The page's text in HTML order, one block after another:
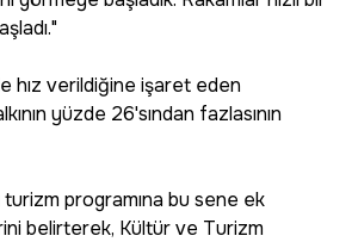
hız verildiğine işaret eden
yüzde 26'sından fazlasının
programına bu sene ek
belirterek, Kültür ve Turizm